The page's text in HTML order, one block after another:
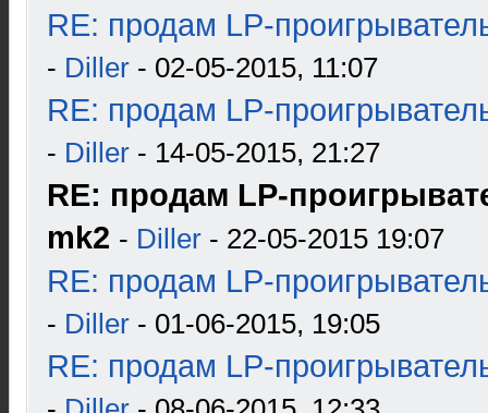
RE: продам LP-
- Diller - 02-05-2015, 11:07
RE: продам LP-
- Diller - 14-05-2015, 21:27
RE: продам LP-
mk2 - Diller - 22-05-2015 19:07
RE: продам LP-
- Diller - 01-06-2015, 19:05
RE: продам LP-